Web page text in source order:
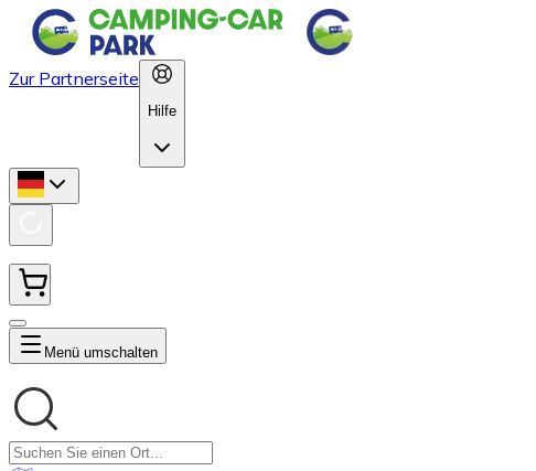
Zur Partnerseite
Hilfe
Menü umschalten